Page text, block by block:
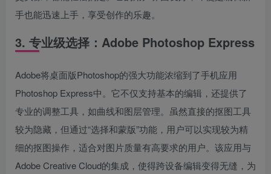
手也能迅速上手，享受创作的乐趣。
3. 专业级选择：Adobe Photoshop Express
Adobe将桌面版Photoshop的强大功能浓缩到了手机应用
Photoshop Express中。它不仅支持基本的编辑，还提供了
专业的调整工具，如曲线和图层管理。虽然直接的抠图工具
较为隐藏，但通过“选择和蒙版”功能，用户可以实现较为精
细的抠图操作，适合对图片质量有高要求的用户。该应用与
Adobe Creative Cloud的集成，使得跨设备编辑变得无缝，为